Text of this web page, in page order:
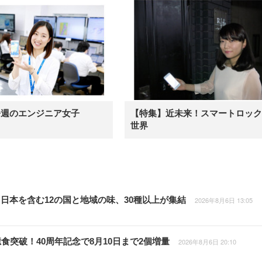
のエンジニア女子
【特集】近未来！スマートロッ
世界
本を含む12の国と地域の味、30種以上が集結 2026年8月6日 13:05
突破！40周年記念で8月10日まで2個増量 2026年8月6日 20:10